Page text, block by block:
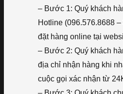
– Bước 1: Quý khách
Hotline (096.576.8688
đặt hàng online tại
– Bước 2: Quý khách
địa chỉ nhận hàng khi
cuộc gọi xác nhận từ